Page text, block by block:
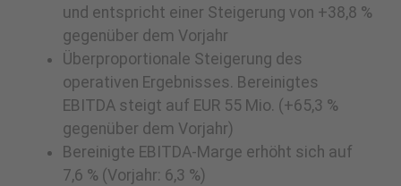
und entspricht einer Steigerung von +38,8 %
gegenüber dem Vorjahr
Überproportionale Steigerung des
operativen Ergebnisses. Bereinigtes
EBITDA steigt auf EUR 55 Mio. (+65,3 %
gegenüber dem Vorjahr)
Bereinigte EBITDA-Marge erhöht sich auf
7,6 % (Vorjahr: 6,3 %)